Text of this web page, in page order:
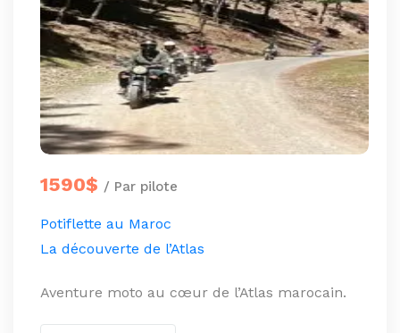
1590$ / Par pilote
Potiflette au Maroc
La découverte de l’Atlas
Aventure moto au cœur de l’Atlas marocain.